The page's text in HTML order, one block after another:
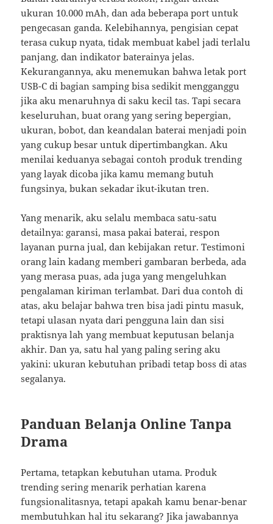
ukuran 10.000 mAh, dan ada beberapa port untuk
pengecasan ganda. Kelebihannya, pengisian cepat
terasa cukup nyata, tidak membuat kabel jadi terlalu
panjang, dan indikator baterainya jelas.
Kekurangannya, aku menemukan bahwa letak port
USB-C di bagian samping bisa sedikit mengganggu
jika aku menaruhnya di saku kecil tas. Tapi secara
keseluruhan, buat orang yang sering bepergian,
ukuran, bobot, dan keandalan baterai menjadi poin
yang cukup besar untuk dipertimbangkan. Aku
menilai keduanya sebagai contoh produk trending
yang layak dicoba jika kamu memang butuh
fungsinya, bukan sekadar ikut-ikutan tren.
Yang menarik, aku selalu membaca satu-satu
detailnya: garansi, masa pakai baterai, respon
layanan purna jual, dan kebijakan retur. Testimoni
orang lain kadang memberi gambaran berbeda, ada
yang merasa puas, ada juga yang mengeluhkan
pengalaman kiriman terlambat. Dari dua contoh di
atas, aku belajar bahwa tren bisa jadi pintu masuk,
tetapi ulasan nyata dari pengguna lain dan sisi
praktisnya lah yang membuat keputusan belanja
akhir. Dan ya, satu hal yang paling sering aku
yakini: ukuran kebutuhan pribadi tetap boss di atas
segalanya.
Panduan Belanja Online Tanpa
Drama
Pertama, tetapkan kebutuhan utama. Produk
trending sering menarik perhatian karena
fungsionalitasnya, tetapi apakah kamu benar-benar
membutuhkan hal itu sekarang? Jika jawabannya